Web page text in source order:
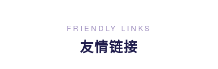
FRIENDLY LINKS
友情链接